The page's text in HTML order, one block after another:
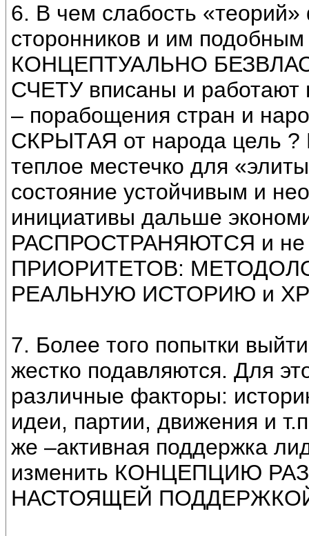
6. В чем слабость
сторонников и им
КОНЦЕПТУАЛЬНО
СЧЕТУ вписаны и работают
– порабощения стран и
СКРЫТАЯ от народа цель ?
теплое местечко для
состояние устойчивым и
инициативы дальше
РАСПРОСТРАНЯЮТСЯ и не
ПРИОРИТЕТОВ:
РЕАЛЬНУЮ ИСТОРИЮ и
7. Более того попытки
жестко подавляются. Для
различные факторы:
идеи, партии, движения и
же –активная поддержка
изменить КОНЦЕПЦИЮ
НАСТОЯЩЕЙ ПОДДЕРЖКОЙ